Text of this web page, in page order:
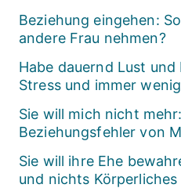
Beziehung eingehen:
andere Frau nehmen?
Habe dauernd Lust
Stress und immer
Sie will mich nicht
Beziehungsfehler von
Sie will ihre Ehe
und nichts Körperliches